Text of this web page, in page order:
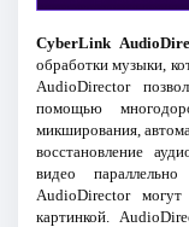
CyberLink
обработки музыки,
AudioDirector
помощью
микширования,
восстановление
видео
AudioDirector могут
картинкой.